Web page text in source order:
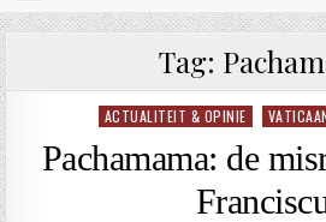
Tag:
Geplaatst
ACTUALITEIT & OPINIE
Pachamama: de